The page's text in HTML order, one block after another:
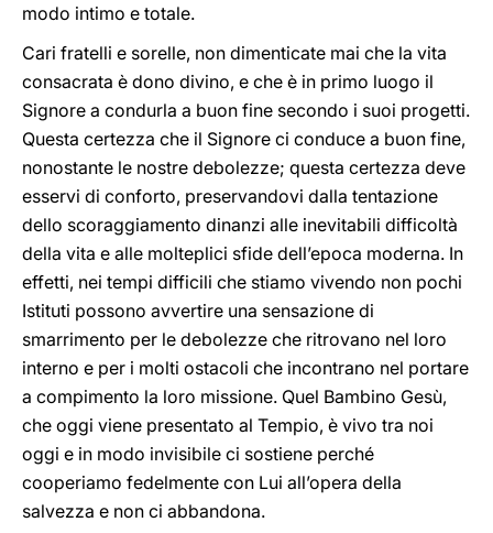
modo intimo e totale.
Cari fratelli e sorelle, non dimenticate mai che la vita
consacrata è dono divino, e che è in primo luogo il
Signore a condurla a buon fine secondo i suoi progetti.
Questa certezza che il Signore ci conduce a buon fine,
nonostante le nostre debolezze; questa certezza deve
esservi di conforto, preservandovi dalla tentazione
dello scoraggiamento dinanzi alle inevitabili difficoltà
della vita e alle molteplici sfide dell’epoca moderna. In
effetti, nei tempi difficili che stiamo vivendo non pochi
Istituti possono avvertire una sensazione di
smarrimento per le debolezze che ritrovano nel loro
interno e per i molti ostacoli che incontrano nel portare
a compimento la loro missione. Quel Bambino Gesù,
che oggi viene presentato al Tempio, è vivo tra noi
oggi e in modo invisibile ci sostiene perché
cooperiamo fedelmente con Lui all’opera della
salvezza e non ci abbandona.